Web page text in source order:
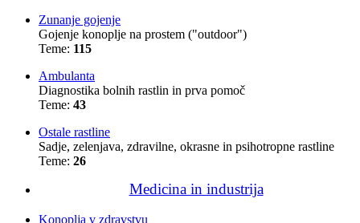
Zunanje gojenje
Gojenje konoplje na prostem ("outdoor")
Teme: 115
Ambulanta
Diagnostika bolnih rastlin in prva pomoč
Teme: 43
Ostale rastline
Sadje, zelenjava, zdravilne, okrasne in psihotropne rastline
Teme: 26
Medicina in industrija
Konoplja v zdravstvu